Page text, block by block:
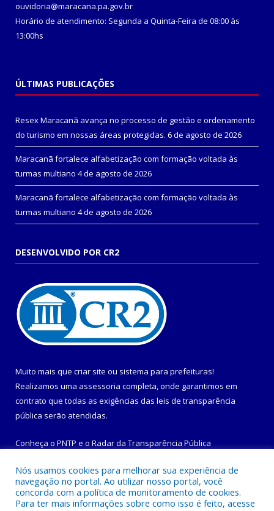
ouvidoria@maracana.pa.gov.br
Horário de atendimento: Segunda a Quinta-Feira de 08:00 às
13:00hs
ÚLTIMAS PUBLICAÇÕES
Resex Maracanã avança no processo de gestão e ordenamento
do turismo em nossas áreas protegidas. 6 de agosto de 2026
Maracanã fortalece alfabetização com formação voltada às
turmas multiano 4 de agosto de 2026
Maracanã fortalece alfabetização com formação voltada às
turmas multiano 4 de agosto de 2026
DESENVOLVIDO POR CR2
Muito mais que criar site ou sistema para prefeituras!
Realizamos uma assessoria completa, onde garantimos em
contrato que todas as exigências das leis de transparência
pública serão atendidas.
Conheça o PNTP e o Radar da Transparência Pública
Todos os direitos reservados a Prefeitura Municipal de
Nós usamos cookies para melhorar sua experiência de
navegação no portal. Ao utilizar nosso portal, você
concorda com a política de monitoramento de cookies.
Para ter mais informações sobre como isso é feito, acesse